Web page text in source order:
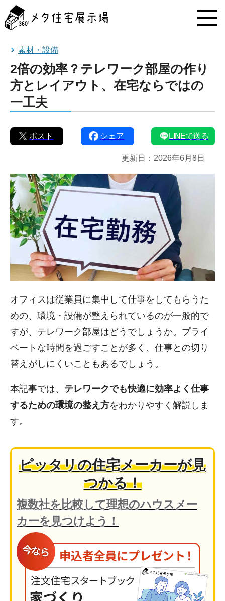
タ
住
素材・設備
2倍の効率？テレワーク部屋の作り
方とレイアウト、在宅ならではの
一工夫
ポスト シェア LINEで送る
更新日： 2026年6月8日
オフィスは従業員に集中して仕事をしてもらうた
めの、環境・設備が整えられているのが一般的で
すが、テレワーク部屋はどうでしょうか。プライ
ベートな時間を過ごすことが多く、仕事との切り
替えがしにくいこともあるでしょう。
本記事では、 テレワークでも快適に効率よく仕事
するための環境の整え方をわかりやすく解説しま
す。
ピッタリの住宅メーカーが見
つかる！
複数社を比較して理想のハウスメー
カーを見つけよう！